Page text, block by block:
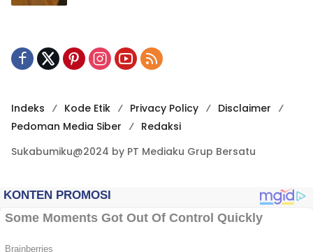
Indeks Kode Etik Privacy Policy
Disclaimer
Pedoman Media Siber
Redaksi
Sukabumiku@2024 by PT Mediaku Grup Bersatu